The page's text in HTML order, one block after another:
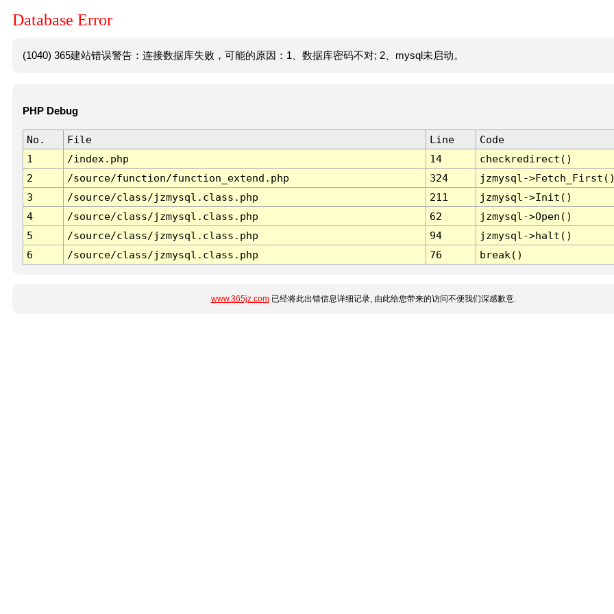
Database Error
(1040) 365建站错误警告：连接数据库失败，可能的原因：1、数据库密码不对; 2、mysql未启动。
PHP Debug
No. File Line
Code
1
/index.php 14
checkredirect()
2
/source/function/function_extend.php 324
jzmysql-
3
/source/class/jzmysql.class.php 211
jzmysql->Init()
4
/source/class/jzmysql.class.php 62
jzmysql->Open()
5
/source/class/jzmysql.class.php 94
jzmysql->halt()
6
/source/class/jzmysql.class.php 76 break()
www.365jz.com已经将此出错信息详细记录, 由此给您带来的访问不便我们深感歉意.